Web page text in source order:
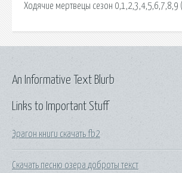
Ходячие мертвецы сезон 0,1,2,3,4,5,6,7,8,9
Links to Important Stuff
Эрагон книги скачать fb2
Скачать песню озера доброты текст
An Informative Text Blurb